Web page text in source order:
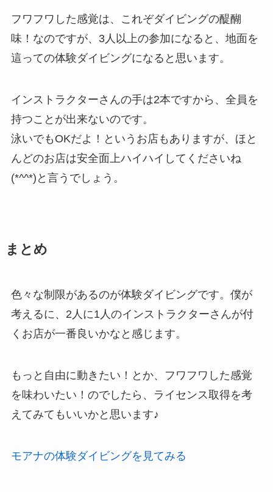
フワフワした感覚は、これぞダイビングの醍醐
味！なのですが、3人以上の参加になると、地面を
這っての体験ダイビングになると思います。
インストラクターさんの手は2本ですから、全員を
持つことが出来ないのです。
泳いでもOKだよ！というお店もありますが、ほと
んどのお店は安全面上ハイハイしてくださいね
(*^^*)と言うでしょう。
まとめ
色々な制限があるのが体験ダイビングです。僕が
考えるに、2人に1人のインストラクターさんが付
くお店が一番良いかなと感じます。
もっと自由に動きたい！とか、フワフワした感覚
を味わいたい！のでしたら、ライセンス取得を考
えてみてもいいかと思います♪
モアナの体験ダイビングを見てみる